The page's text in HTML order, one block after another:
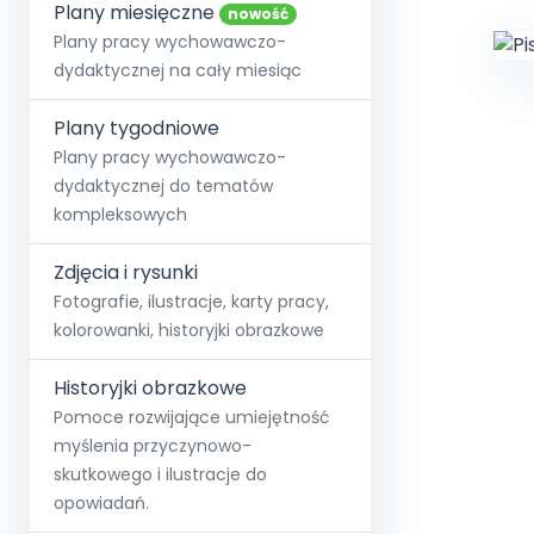
Społeczność
+48 12 631 04 10
kontakt@blizejprzedszkola.pl
O miesięczniku
Strona główna
O Akademii
Akademia
Poznaj pakiet MAX
Testuj przez 7 dni Pełen
Wszystkie projekty
Skontaktuj się
Dodaj wpis
Plany miesięczne nowość
Plany pracy wychowawczo-
dydaktycznej na cały miesiąc
Plany tygodniowe
Plany pracy wychowawczo-
dydaktycznej do tematów
kompleksowych
Zdjęcia i rysunki
Fotografie, ilustracje, karty pracy,
kolorowanki, historyjki obrazkowe
Historyjki obrazkowe
Pomoce rozwijające umiejętność
myślenia przyczynowo-
skutkowego i ilustracje do
opowiadań.